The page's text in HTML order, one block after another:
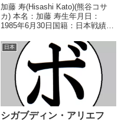
加藤 寿(Hisashi Kato)(熊谷コサ
カ) 本名：加藤 寿生年月日：
1985年6月30日国籍：日本戦績：
イトル】なし 【戦歴】
2006/06/28 ○4R判定 2-0(38-
37、38-37...
日本
シガブディン・アリエフ